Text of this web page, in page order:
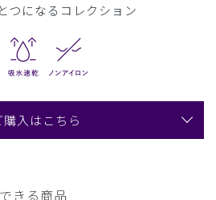
つになるコレクション
購入はこちら
きる商品